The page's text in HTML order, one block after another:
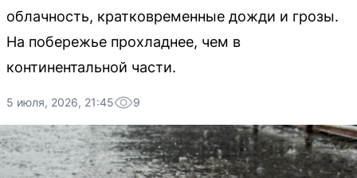
облачность, кратковременные дожди и грозы.
На побережье прохладнее, чем в
континентальной части.
5 июля, 2026, 21:45 9